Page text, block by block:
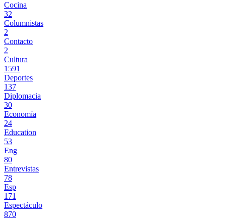
Cocina
32
Columnistas
2
Contacto
2
Cultura
1591
Deportes
137
Diplomacia
30
Economía
24
Education
53
Eng
80
Entrevistas
78
Esp
171
Espectáculo
870